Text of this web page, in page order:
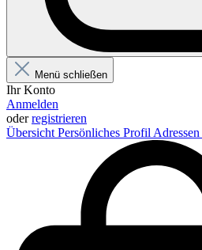
Menü schließen
Ihr Konto
Anmelden
oderregistrieren
Übersicht Persönliches Profil Adressen